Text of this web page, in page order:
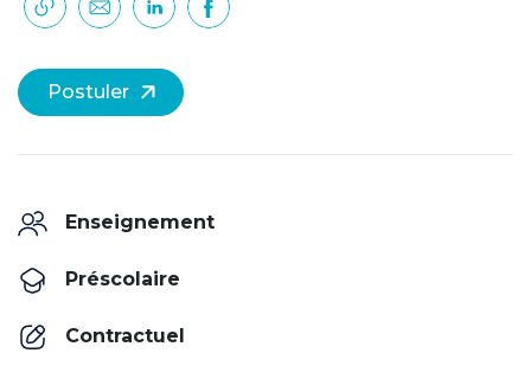
Postuler
Enseignement
Préscolaire
Contractuel